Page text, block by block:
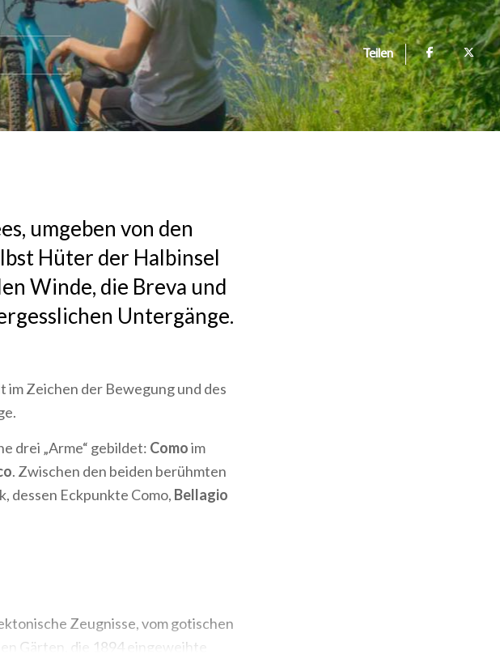
Teilen
umgeben von den
Hüter der Halbinsel
Winde, die Breva und
Untergänge.
Zeichen der Bewegung und des
drei „Arme“ gebildet: Comoim
. Zwischen den beiden berühmten
dessen Eckpunkte Como, Bellagio
Zeugnisse, vom gotischen
Gärten, die 1894 eingeweihte